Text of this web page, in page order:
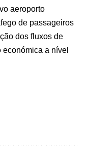
aeroporto
de passageiros
dos fluxos de
a nível